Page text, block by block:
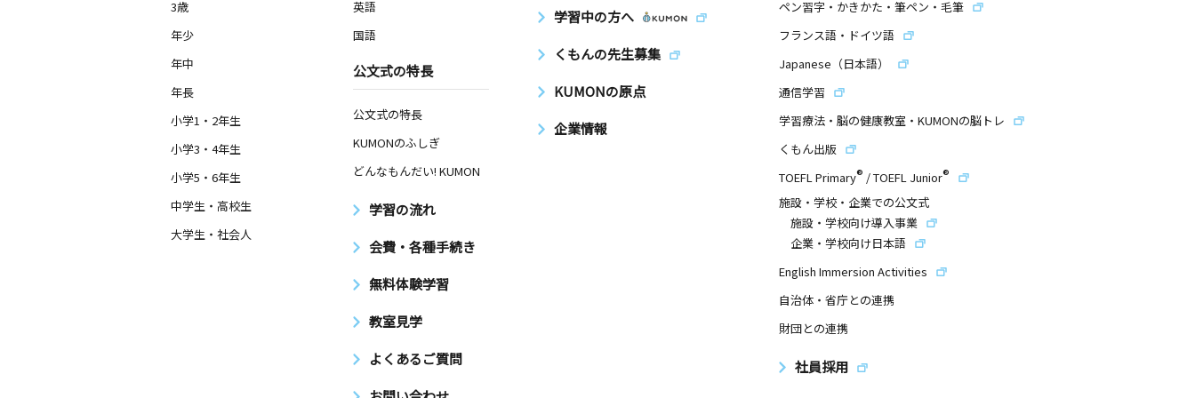
3歳
年少
年中
年長
小学1・2年生
小学3・4年生
小学5・6年生
中学生・高校生
大学生・社会人
英語
国語
公文式の特長
公文式の特長
KUMONのふしぎ
どんなもんだい! KUMON
学習の流れ
会費・各種手続き
無料体験学習
教室見学
よくあるご質問
学習中の方へ
くもんの先生募集
KUMONの原点
企業情報
ペン習字・かきかた・筆ペン・毛筆
フランス語・ドイツ語
Japanese（日本語）
通信学習
学習療法・脳の健康教室・KUMONの脳トレ
くもん出版
TOEFL Primary® /TOEFL Junior®
施設・学校・企業での公文式
施設・学校向け導入事業
企業・学校向け日本語
English Immersion Activities
自治体・省庁との連携
財団との連携
社員採用